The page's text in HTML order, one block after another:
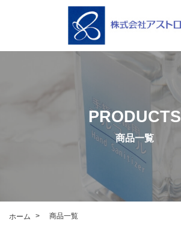
PRODUCTS
商品一覧
ホーム > 商品一覧